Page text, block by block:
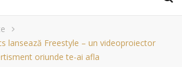
lansează Freestyle – un videoproiector
oriunde te-ai afla